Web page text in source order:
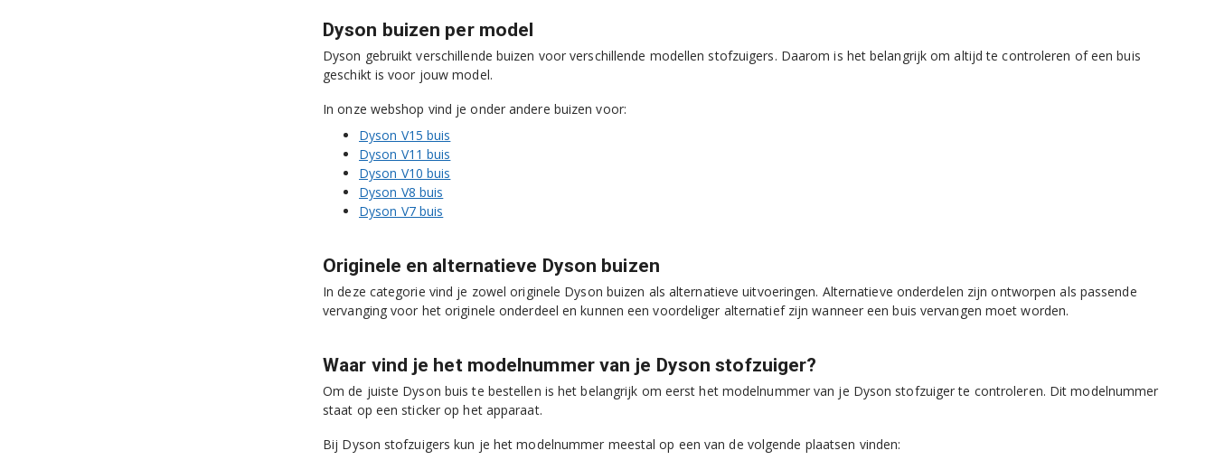
Dyson buizen per model
Dyson gebruikt verschillende buizen voor verschillende modellen stofzuigers. Daarom is het belangrijk om altijd te controleren of een buis
geschikt is voor jouw model.
In onze webshop vind je onder andere buizen voor:
Dyson V15 buis
Dyson V11 buis
Dyson V10 buis
Dyson V8 buis
Dyson V7 buis
Originele en alternatieve Dyson buizen
In deze categorie vind je zowel originele Dyson buizen als alternatieve uitvoeringen. Alternatieve onderdelen zijn ontworpen als passende
vervanging voor het originele onderdeel en kunnen een voordeliger alternatief zijn wanneer een buis vervangen moet worden.
Waar vind je het modelnummer van je Dyson stofzuiger?
Om de juiste Dyson buis te bestellen is het belangrijk om eerst het modelnummer van je Dyson stofzuiger te controleren. Dit modelnummer
staat op een sticker op het apparaat.
Bij Dyson stofzuigers kun je het modelnummer meestal op een van de volgende plaatsen vinden: